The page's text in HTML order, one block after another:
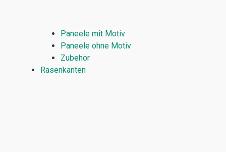
Paneele mit Motiv
Paneele ohne Motiv
Zubehör
Rasenkanten